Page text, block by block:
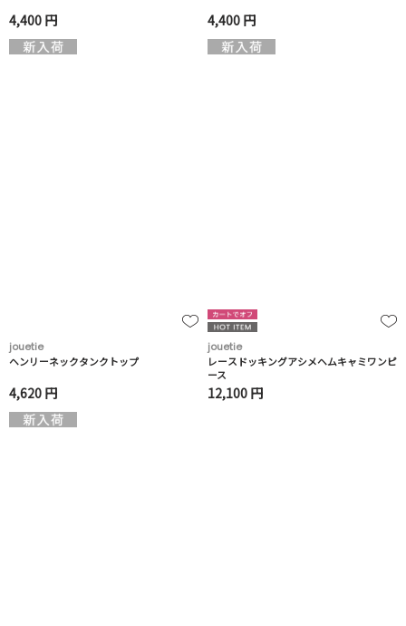
4,400 円 4,400 円
jouetie
ヘンリーネックタンクトップ
4,620 円
jouetie
レースドッキングアシメヘムキャミワンピ
ース
12,100 円